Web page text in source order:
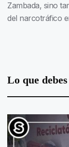
Zambada, sino
del narcotráfico
Lo que